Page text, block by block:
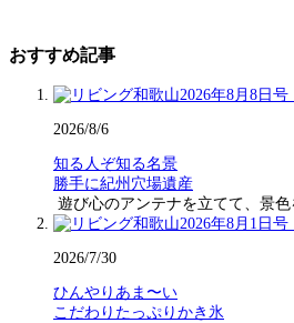
おすすめ記事
2026/8/6
知る人ぞ知る名景
勝手に紀州穴場遺産
遊び心のアンテナを立てて、景
2026/7/30
ひんやりあま〜い
こだわりたっぷりかき氷